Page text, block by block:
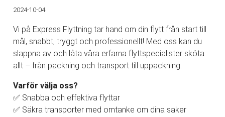
2024-10-04
Vi på Express Flyttning tar hand om din flytt från start till
mål, snabbt, tryggt och professionellt! Med oss kan du
slappna av och låta våra erfarna flyttspecialister sköta
allt – från packning och transport till uppackning.
Varför välja oss?
✅ Snabba och effektiva flyttar
✅ Säkra transporter med omtanke om dina saker